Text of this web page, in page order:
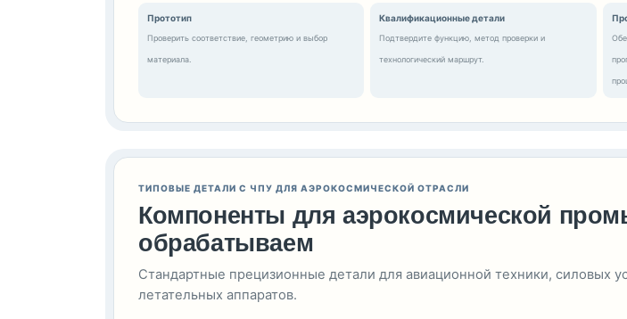
Прототип
Проверить соответствие, геометрию и выбор
материала.
Квалификационные детали
Подтвердите функцию, метод проверки и
технологический маршрут.
ТИПОВЫЕ ДЕТАЛИ С ЧПУ ДЛЯ АЭРОКОСМИЧЕСКОЙ ОТРАСЛИ
Компоненты для аэрокосмической
обрабатываем
Стандартные прецизионные детали для авиационной техники, силовых
летательных аппаратов.